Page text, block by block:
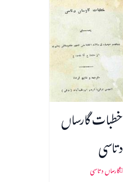
خطبات گارساں
دتاسی
گارساں دتاسی